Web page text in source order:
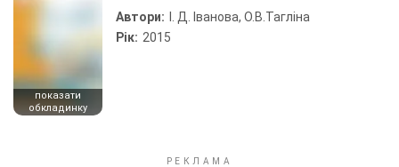
показати
обкладинку
Автори:
І. Д. Іванова, О.В.Тагліна
Рік: 2015